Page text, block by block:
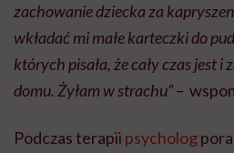
zachowanie dziecka za
wkładać mi małe karteczki do
których pisała, że cały czas jest i
domu. Żyłam w strachu”–
Podczas terapii psycholog